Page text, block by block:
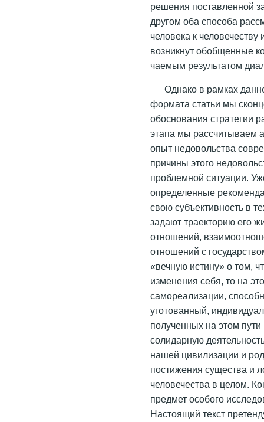
решения поставленной
другом оба способа
человека к человечеству
возникнут обобщенные
чаемым результатом
Однако в рамках
формата статьи мы
обоснования стратегии
этапа мы рассчитываем
опыт недовольства
причины этого
проблемной ситуации.
определенные
свою субъективность в
задают траекторию его
отношений,
отношений с
«вечную истину» о том,
изменения себя, то на
самореализации,
уготованный,
полученных на этом
солидарную
нашей цивилизации и
постижения существа и
человечества в целом.
предмет особого
Настоящий текст